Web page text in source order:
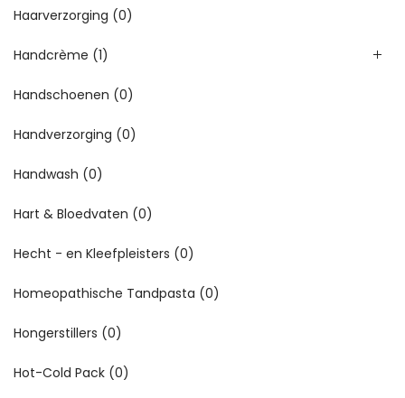
Haarverzorging (0)
Handcrème (1)
Handschoenen (0)
Handverzorging (0)
Handwash (0)
Hart & Bloedvaten (0)
Hecht - en Kleefpleisters (0)
Homeopathische Tandpasta (0)
Hongerstillers (0)
Hot-Cold Pack (0)